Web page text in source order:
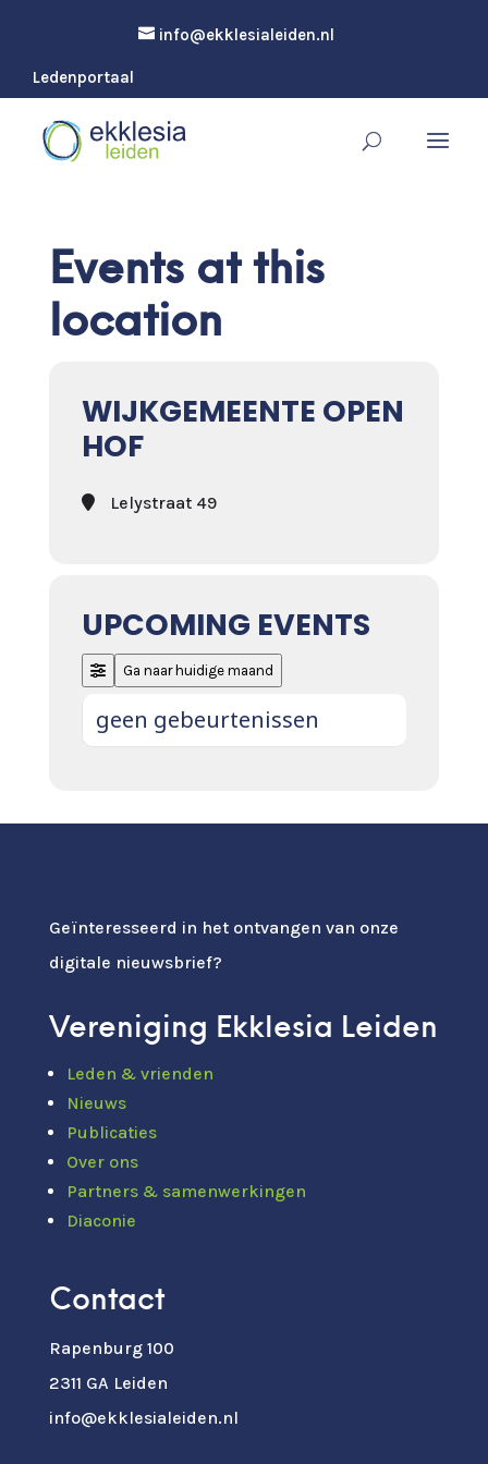
info@ekklesialeiden.nl
Ledenportaal
Events at this
location
WIJKGEMEENTE OPEN
HOF
Lelystraat 49
UPCOMING EVENTS
Ga naar huidige maand
geen gebeurtenissen
Geïnteresseerd in het ontvangen van onze
digitale nieuwsbrief?
Vereniging Ekklesia Leiden
Leden & vrienden
Nieuws
Publicaties
Over ons
Partners & samenwerkingen
Diaconie
Contact
Rapenburg 100
2311 GA Leiden
info@ekklesialeiden.nl